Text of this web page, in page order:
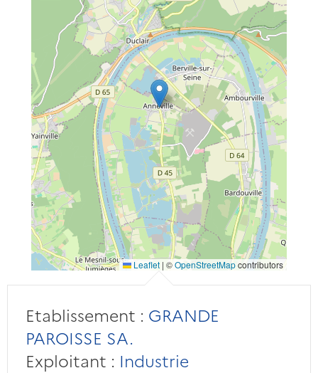
Leaflet | ©OpenStreetMapcontributors
Etablissement : GRANDE
PAROISSE SA.
Exploitant : Industrie